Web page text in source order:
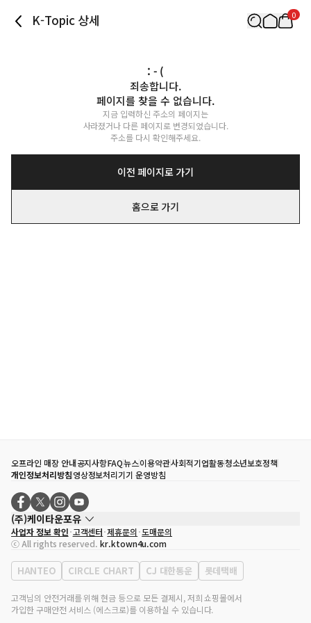
K-Topic 상세 0
: - (
죄송합니다.
페이지를 찾을 수 없습니다.
지금 입력하신 주소의 페이지는
사라졌거나 다른 페이지로 변경되었습니다.
주소를 다시 확인해주세요.
이전 페이지로 가기
홈으로 가기
오프라인 매장 안내공지사항FAQ뉴스이용약관사회적기업활동청소년보호정책
개인정보처리방침영상정보처리기기 운영방침
(주)케이타운포유
대표자
송효민
사업자등록번호
120-87-71116
통신판매업 신고번호 제2011-서울강남-02223
대표전화
02-552-9855
사업자 정보 확인 고객센터 제휴문의 도매문의
ⓒ All rights reserved. kr.ktown4u.com
HANTEO CIRCLE CHART CJ 대한통운 롯데택배
고객님의 안전거래를 위해 현금 등으로 모든 결제시, 저희 쇼핑몰에서
가입한 구매안전 서비스 (에스크로)를 이용하실 수 있습니다.